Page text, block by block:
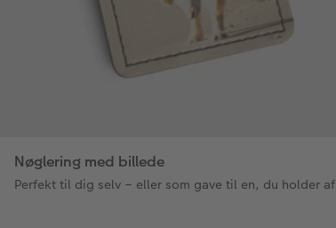
Nøglering med billede
Perfekt til dig selv – eller som gave til en, du holder af